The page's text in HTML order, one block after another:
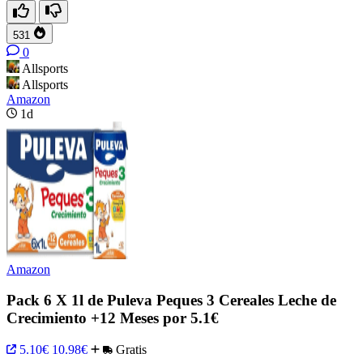
531
0
Allsports
Allsports
Amazon
1d
Amazon
Pack 6 X 1l de Puleva Peques 3 Cereales Leche de
Crecimiento +12 Meses por 5.1€
5.10€ 10.98€ Gratis